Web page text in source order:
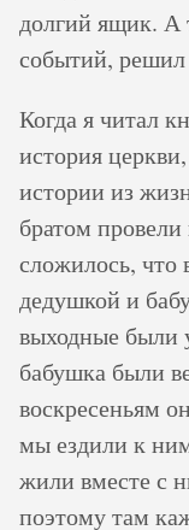
долгий ящик. А
событий, решил
Когда я читал
история
истории из
братом провели
сложилось, что
дедушкой и
выходные были
бабушка были
воскресеньям
мы ездили к
жили вместе с
поэтому там